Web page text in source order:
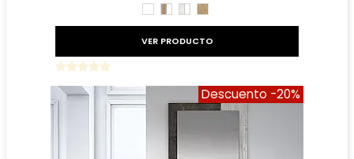
BLANCO
ROBLE
TIBETROBLE
VER PRODUCTO
Descuento -20%